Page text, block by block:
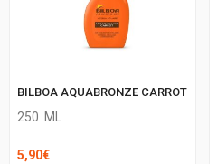
BILBOA AQUABRONZE CARROT
250 ML
5,90€